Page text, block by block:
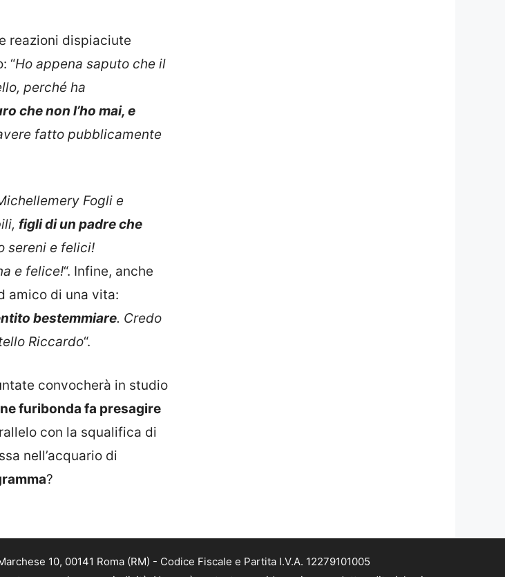
reazioni dispiaciute
“Ho appena saputo che il
perché ha
che non l’ho mai, e
fatto pubblicamente
Fogli e
figli di un padre che
sereni e felici!
e felice!“. Infine, anche
amico di una vita:
bestemmiare. Credo
Riccardo“.
convocherà in studio
furibonda fa presagire
con la squalifica di
nell’acquario di
?
10, 00141 Roma (RM) - Codice Fiscale e Partita I.V.A. 12279101005